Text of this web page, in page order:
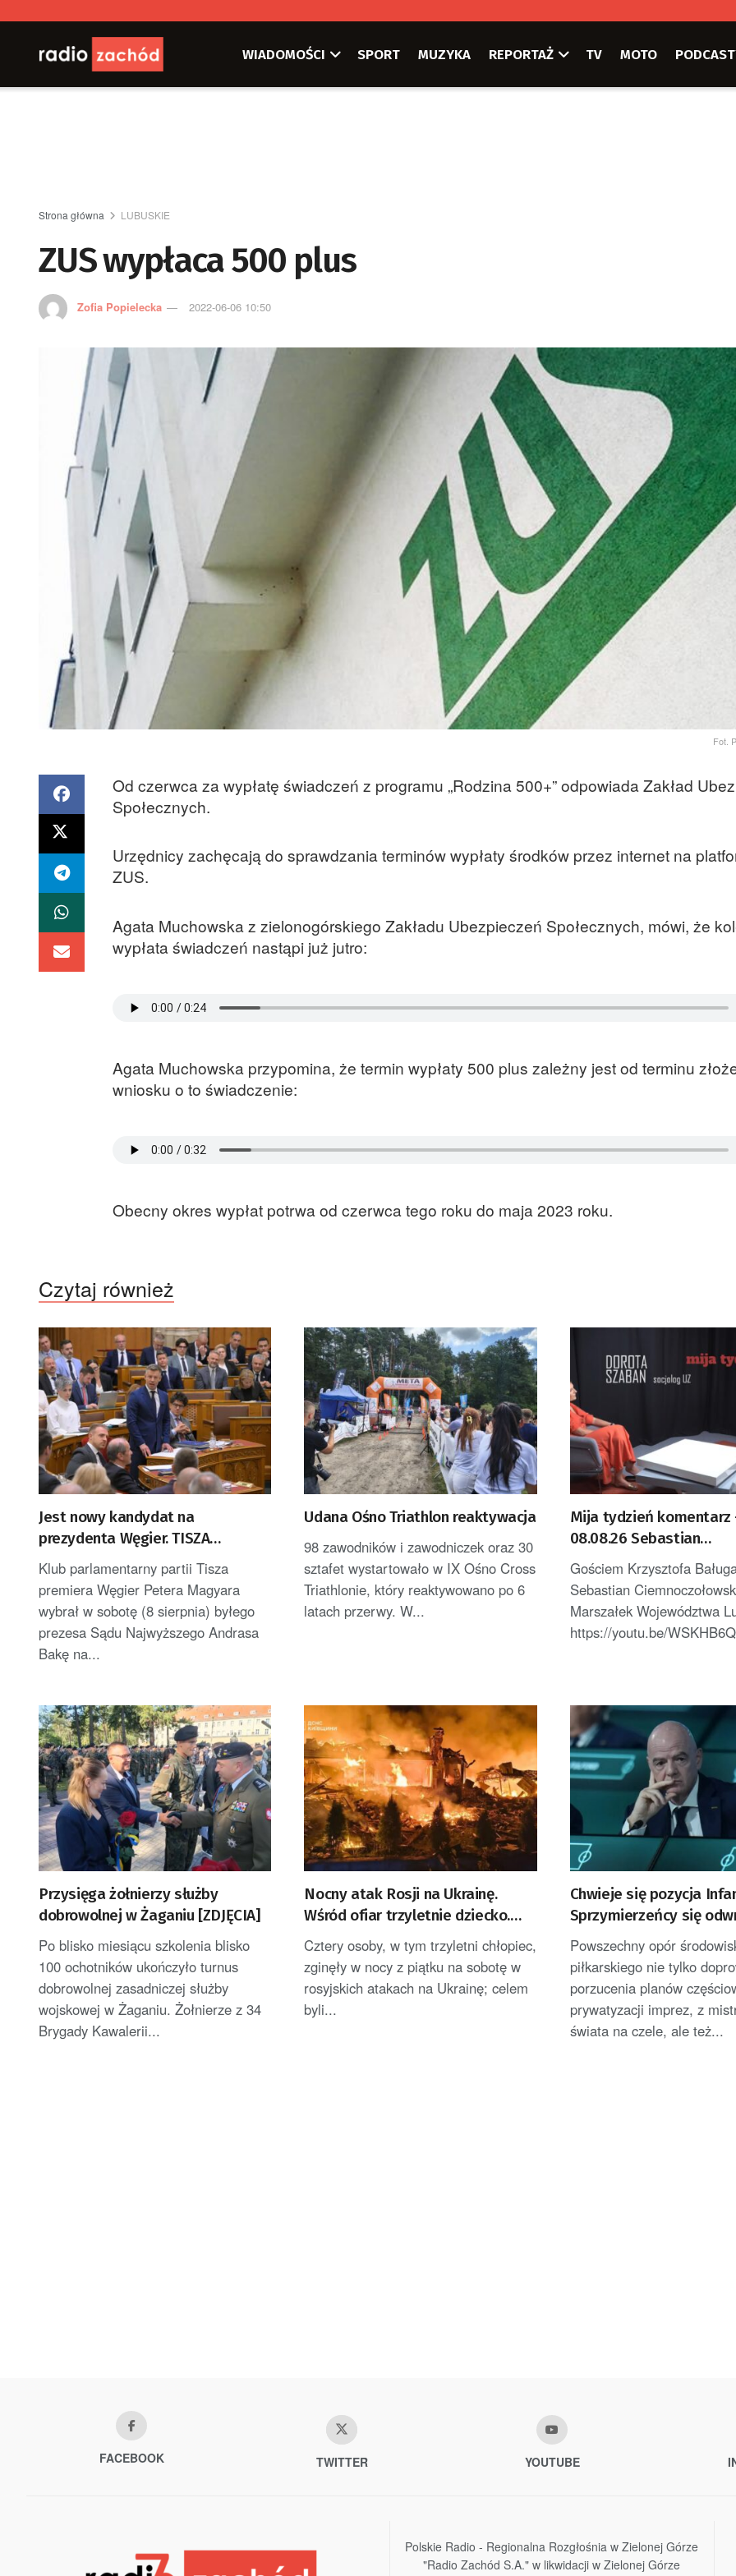
WIADOMOŚCI SPORT MUZYKA REPORTAŻ TV MOTO
Strona główna LUBUSKIE
ZUS wypłaca 500 plus
Zofia Popielecka 2022-06-06 10:50
Fot.
Od czerwca za wypłatę świadczeń z programu „Rodzina 500+” odpowiada Zakład
Społecznych.
Urzędnicy zachęcają do sprawdzania terminów wypłaty środków przez internet na
ZUS.
Agata Muchowska z zielonogórskiego Zakładu Ubezpieczeń Społecznych, mówi, że
wypłata świadczeń nastąpi już jutro:
Agata Muchowska przypomina, że termin wypłaty 500 plus zależny jest od terminu
wniosku o to świadczenie:
Obecny okres wypłat potrwa od czerwca tego roku do maja 2023 roku.
Czytaj również
Jest nowy kandydat na
prezydenta Węgier. TISZA
zdecydowała
Klub parlamentarny partii Tisza
premiera Węgier Petera Magyara
wybrał w sobotę (8 sierpnia) byłego
prezesa Sądu Najwyższego Andrasa
Bakę na...
Udana Ośno Triathlon reaktywacja
98 zawodników i zawodniczek oraz 30
sztafet wystartowało w IX Ośno Cross
Triathlonie, który reaktywowano po 6
latach przerwy. W...
Mija tydzień komentarz
08.08.26 Sebastian
Ciemnoczołowski
Gościem Krzysztofa
Sebastian
Marszałek Województwa
https://youtu.be/
Przysięga żołnierzy służby
dobrowolnej w Żaganiu [ZDJĘCIA]
Po blisko miesiącu szkolenia blisko
100 ochotników ukończyło turnus
dobrowolnej zasadniczej służby
wojskowej w Żaganiu. Żołnierze z 34
Brygady Kawalerii...
Nocny atak Rosji na Ukrainę.
Wśród ofiar trzyletnie dziecko.
Zełenski zabrał głos
Cztery osoby, w tym trzyletni chłopiec,
zginęły w nocy z piątku na sobotę w
rosyjskich atakach na Ukrainę; celem
byli...
Chwieje się pozycja
Sprzymierzeńcy się
krytycy nabrali wiatru w
Powszechny opór
piłkarskiego nie tylko
porzucenia planów
prywatyzacji imprez, z
świata na czele, ale też...
FACEBOOK TWITTER YOUTUBE
Polskie Radio - Regionalna Rozgłośnia w Zielonej Górze
"Radio Zachód S.A." w likwidacji w Zielonej Górze